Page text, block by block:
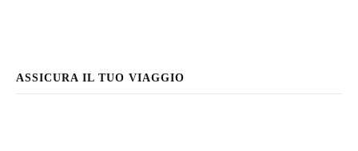
ASSICURA IL TUO VIAGGIO